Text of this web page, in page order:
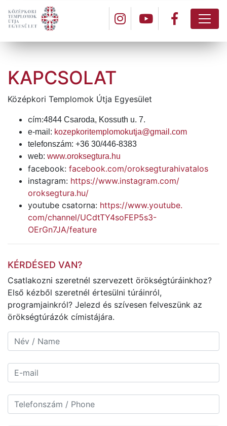
KAPCSOLAT
Középkori Templomok Útja Egyesület
cím:4844 Csaroda, Kossuth u. 7.
e-mail: kozepkoritemplomokutja@gmail.com
telefonszám: +36 30/446-8383
web: www.oroksegtura.hu
facebook: facebook.com/oroksegturahivatalos
instagram: https://www.instagram.com/
oroksegtura.hu/
youtube csatorna: https://www.youtube.
com/channel/UCdtTY4soFEP5s3-
OErGn7JA/feature
KÉRDÉSED VAN?
Csatlakozni szeretnél szervezett örökségtúráinkhoz?
Első kézből szeretnél értesülni túráinról,
programjainkról? Jelezd és szívesen felveszünk az
örökségtúrázók címistájára.